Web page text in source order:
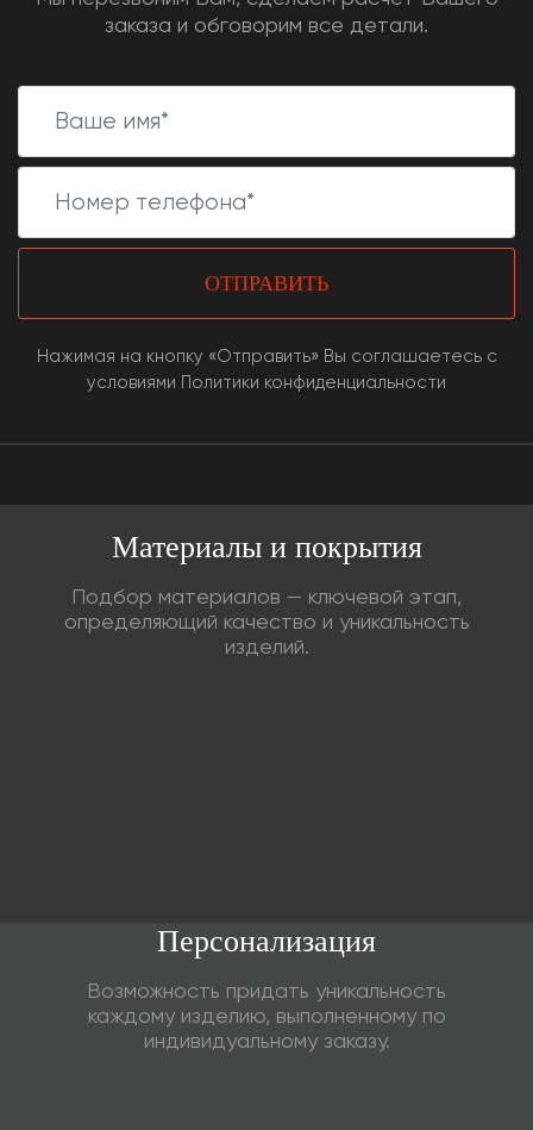
заказа и обговорим все детали.
ОТПРАВИТЬ
Нажимая на кнопку «Отправить» Вы соглашаетесь с
условиями Политики конфиденциальности
Материалы и покрытия
Подбор материалов — ключевой этап,
определяющий качество и уникальность
изделий.
Персонализация
Возможность придать уникальность
каждому изделию, выполненному по
индивидуальному заказу.